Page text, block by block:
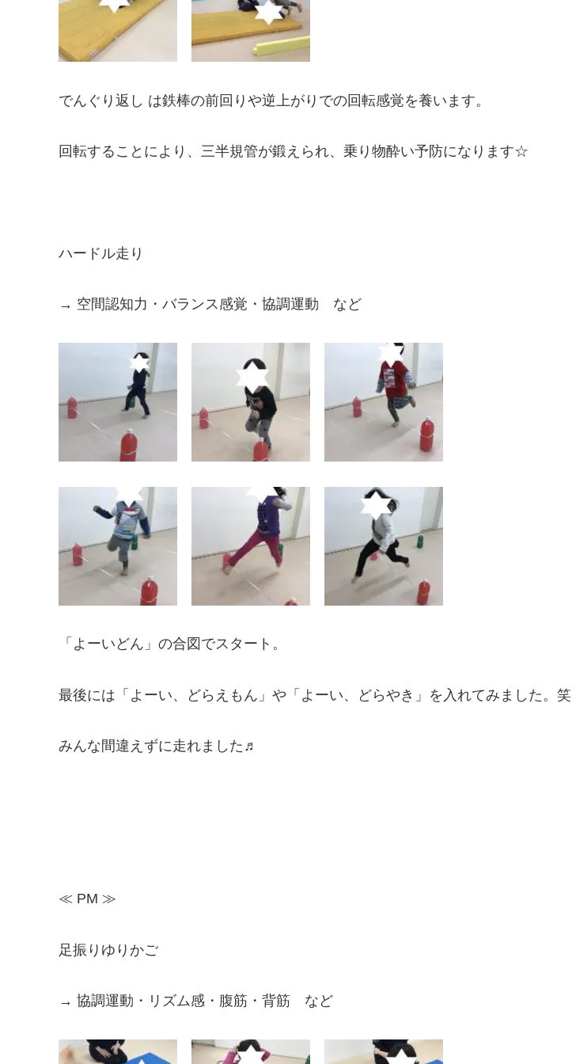
でんぐり返し は鉄棒の前回りや逆上がりでの回転感覚を養います。
回転することにより、三半規管が鍛えられ、乗り物酔い予防になります☆
ハードル走り
→ 空間認知力・バランス感覚・協調運動 など
「よーいどん」の合図でスタート。
最後には「よーい、どらえもん」や「よーい、どらやき」を入れてみました。笑
みんな間違えずに走れました♬
≪ PM ≫
足振りゆりかご
→ 協調運動・リズム感・腹筋・背筋 など